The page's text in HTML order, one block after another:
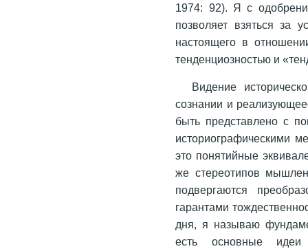
1974: 92). Я с
позволяет взяться за
настоящего в
тенденциозностью и
Видение
сознании и
быть представлено с
историографическими
это понятийные
же стереотипов
подвергаются
гарантами
дня, я называю
есть основные идеи